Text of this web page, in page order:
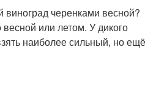
виноград черенками весной?
или летом. У дикого
наиболее сильный, но ещё